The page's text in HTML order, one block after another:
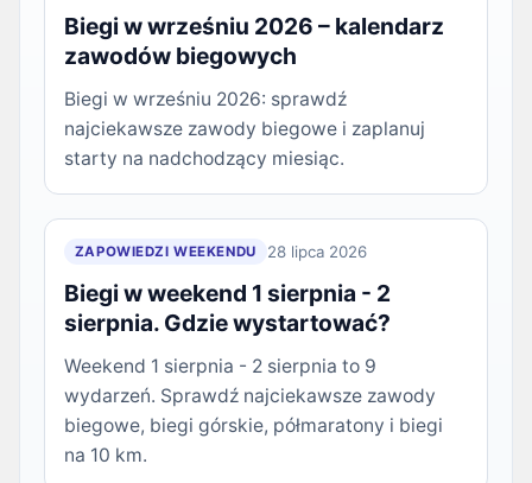
Biegi w wrześniu 2026 – kalendarz
zawodów biegowych
Biegi w wrześniu 2026: sprawdź
najciekawsze zawody biegowe i zaplanuj
starty na nadchodzący miesiąc.
ZAPOWIEDZI WEEKENDU 28 lipca 2026
Biegi w weekend 1 sierpnia - 2
sierpnia. Gdzie wystartować?
Weekend 1 sierpnia - 2 sierpnia to 9
wydarzeń. Sprawdź najciekawsze zawody
biegowe, biegi górskie, półmaratony i biegi
na 10 km.